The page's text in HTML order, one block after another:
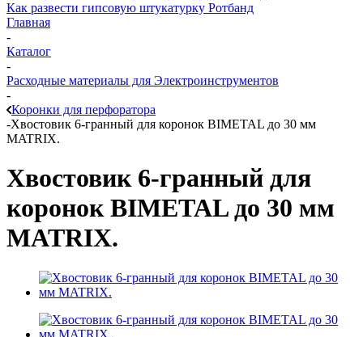
Как развести гипсовую штукатурку Ротбанд
Главная
-
Каталог
-
Расходные материалы для Электроинструментов
-
Коронки для перфоратора
-Хвостовик 6-гранный для коронок BIMETAL до 30 мм
MATRIX.
Хвостовик 6-гранный для
коронок BIMETAL до 30 мм
MATRIX.